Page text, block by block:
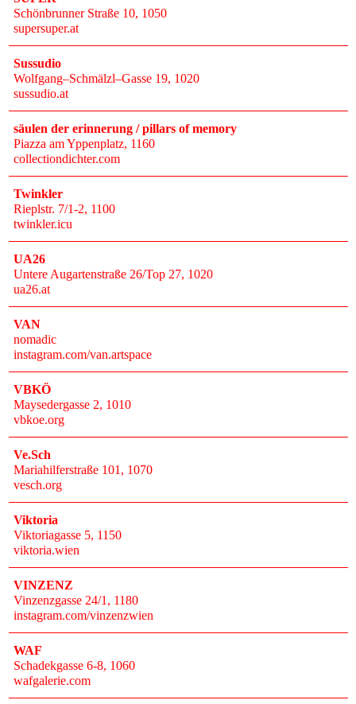
Schönbrunner Straße 10, 1050
supersuper.at
Sussudio
Wolfgang–Schmälzl–Gasse 19, 1020
sussudio.at
säulen der erinnerung / pillars of memory
Piazza am Yppenplatz, 1160
collectiondichter.com
Twinkler
Rieplstr. 7/1-2, 1100
twinkler.icu
UA26
Untere Augartenstraße 26/Top 27, 1020
ua26.at
VAN
nomadic
instagram.com/van.artspace
VBKÖ
Maysedergasse 2, 1010
vbkoe.org
Ve.Sch
Mariahilferstraße 101 , 1070
vesch.org
Viktoria
Viktoriagasse 5, 1150
viktoria.wien
VINZENZ
Vinzenzgasse 24/1 , 1180
instagram.com/vinzenzwien
WAF
Schadekgasse 6-8, 1060
wafgalerie.com